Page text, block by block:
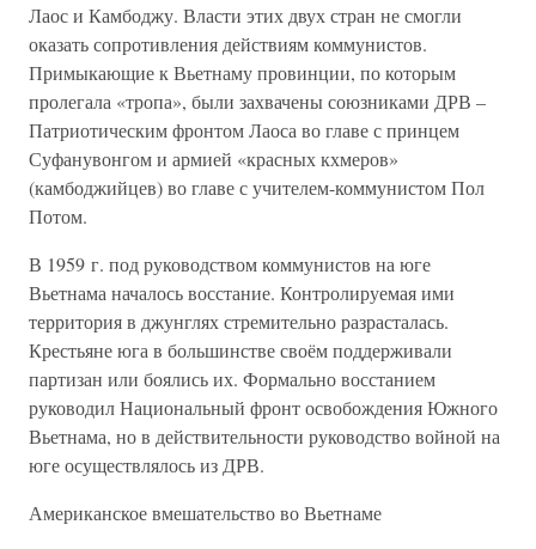
Лаос и Камбоджу. Власти этих двух стран не смогли
оказать сопротивления действиям коммунистов.
Примыкающие к Вьетнаму провинции, по которым
пролегала «тропа», были захвачены союзниками ДРВ –
Патриотическим фронтом Лаоса во главе с принцем
Суфанувонгом и армией «красных кхмеров»
(камбоджийцев) во главе с учителем-коммунистом Пол
Потом.
В 1959 г. под руководством коммунистов на юге
Вьетнама началось восстание. Контролируемая ими
территория в джунглях стремительно разрасталась.
Крестьяне юга в большинстве своём поддерживали
партизан или боялись их. Формально восстанием
руководил Национальный фронт освобождения Южного
Вьетнама, но в действительности руководство войной на
юге осуществлялось из ДРВ.
Американское вмешательство во Вьетнаме